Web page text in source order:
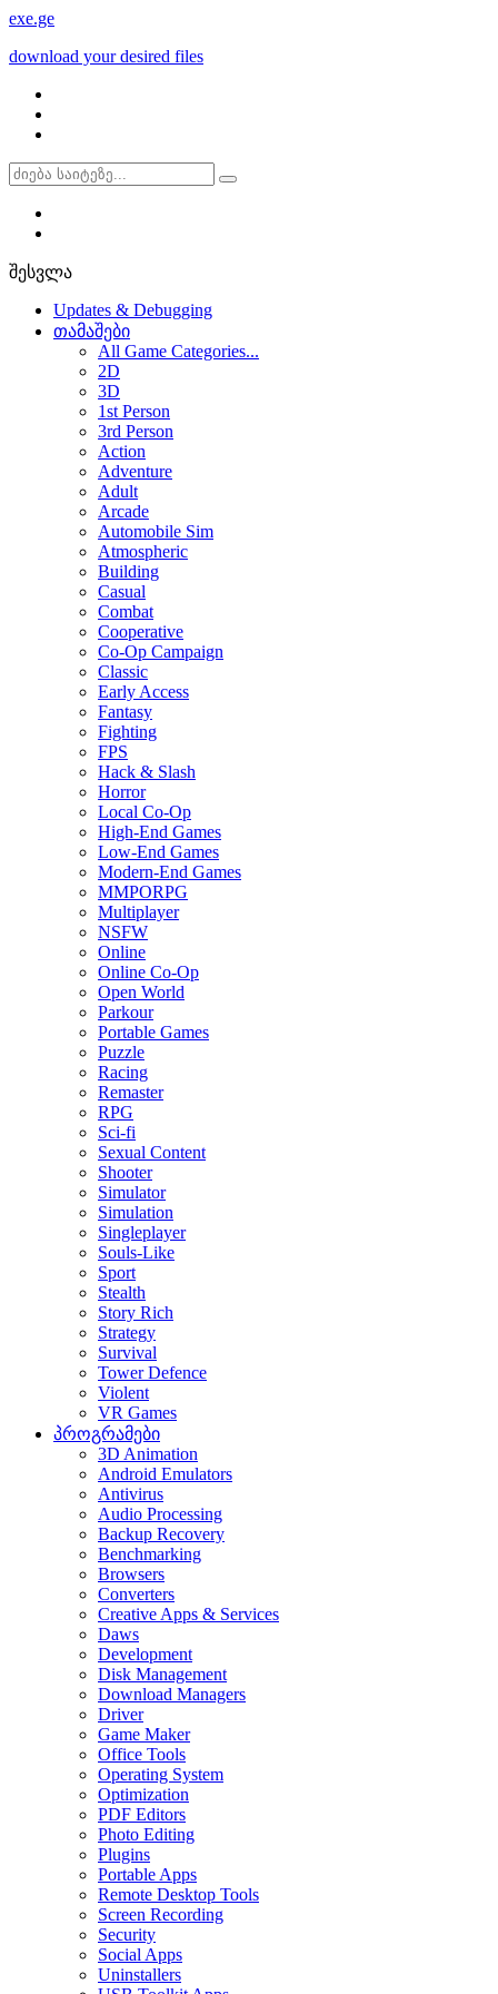
exe.ge
download your desired files
შესვლა
Updates & Debugging
თამაშები
All Game Categories...
2D
3D
1st Person
3rd Person
Action
Adventure
Adult
Arcade
Automobile Sim
Atmospheric
Building
Casual
Combat
Cooperative
Co-Op Campaign
Classic
Early Access
Fantasy
Fighting
FPS
Hack & Slash
Horror
Local Co-Op
High-End Games
Low-End Games
Modern-End Games
MMPORPG
Multiplayer
NSFW
Online
Online Co-Op
Open World
Parkour
Portable Games
Puzzle
Racing
Remaster
RPG
Sci-fi
Sexual Content
Shooter
Simulator
Simulation
Singleplayer
Souls-Like
Sport
Stealth
Story Rich
Strategy
Survival
Tower Defence
Violent
VR Games
პროგრამები
3D Animation
Android Emulators
Antivirus
Audio Processing
Backup Recovery
Benchmarking
Browsers
Converters
Creative Apps & Services
Daws
Development
Disk Management
Download Managers
Driver
Game Maker
Office Tools
Operating System
Optimization
PDF Editors
Photo Editing
Plugins
Portable Apps
Remote Desktop Tools
Screen Recording
Security
Social Apps
Uninstallers